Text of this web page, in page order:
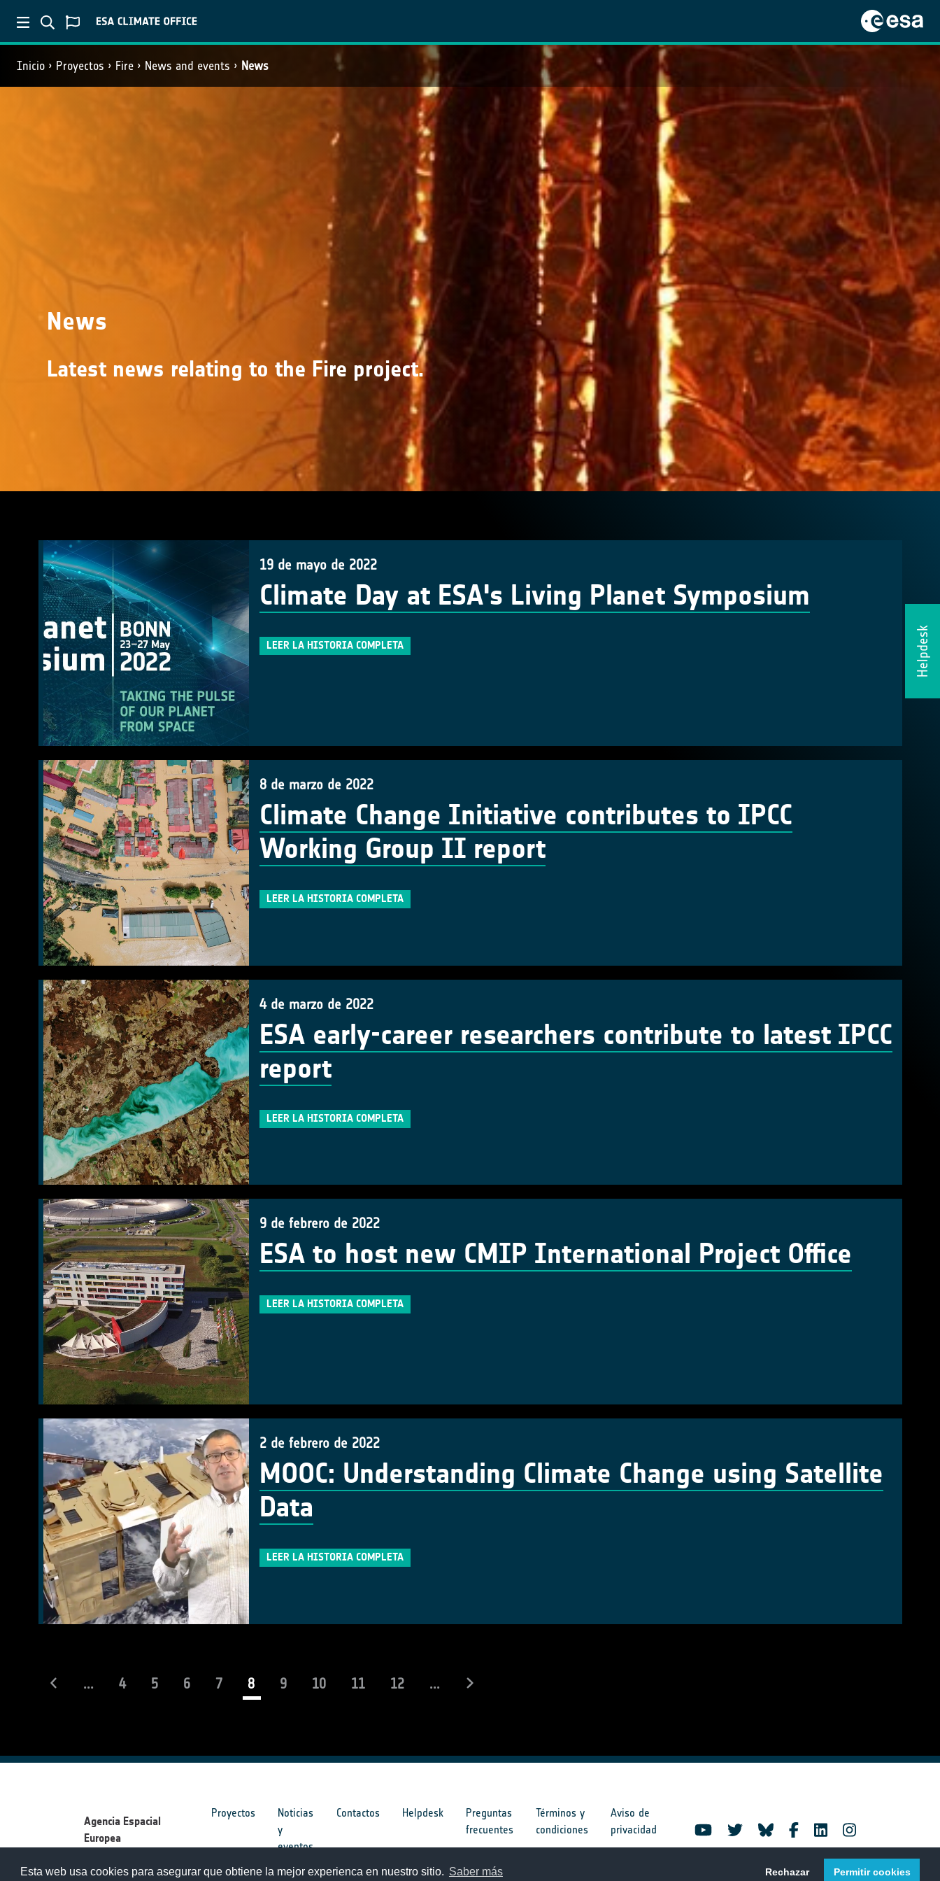
Esta web usa cookies para asegurar que obtiene la mejor experienca en nuestro sitio. Saber más Rechazar Permitir cookies
Inicio Proyectos Fire News and events News
Helpdesk
News
Latest news relating to the Fire project.
19 de mayo de 2022
Climate Day at ESA's Living Planet Symposium
LEER LA HISTORIA COMPLETA
8 de marzo de 2022
Climate Change Initiative contributes to IPCC
Working Group II report
LEER LA HISTORIA COMPLETA
4 de marzo de 2022
ESA early-career researchers contribute to latest IPCC
report
LEER LA HISTORIA COMPLETA
9 de febrero de 2022
ESA to host new CMIP International Project Office
LEER LA HISTORIA COMPLETA
2 de febrero de 2022
MOOC: Understanding Climate Change using Satellite
Data
LEER LA HISTORIA COMPLETA
... 4 5 6 7 8(current)
9 10 11 12 ...
Agencia Espacial
Europea
Proyectos
Noticias
y
eventos
Contactos Helpdesk
Preguntas
frecuentes
Términos y
condiciones
Aviso de
privacidad